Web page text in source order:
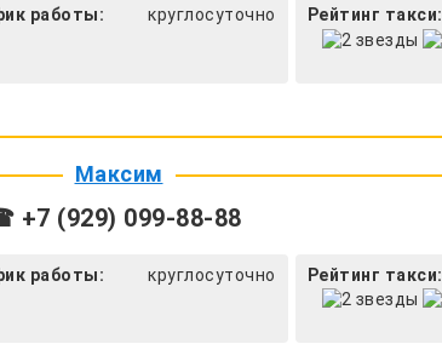
работы: круглосуточно Рейтинг такси:
Максим
+7 (929) 099-88-88
работы: круглосуточно Рейтинг такси: